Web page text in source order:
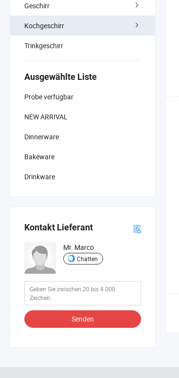
Geschirr
Kochgeschirr
Trinkgeschirr
Ausgewählte Liste
Probe verfügbar
NEW ARRIVAL
Dinnerware
Bakeware
Drinkware
Kontakt Lieferant
Mr. Marco
Chatten
Senden